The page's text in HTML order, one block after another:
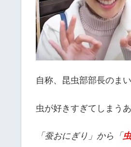
自称、昆虫部部長のま
虫が好きすぎてしまう
「蚕おにぎり」から「 虫